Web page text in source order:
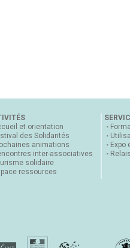
et orientation
des Solidarités
animations
inter-associatives
solidaire
ressources
Expo